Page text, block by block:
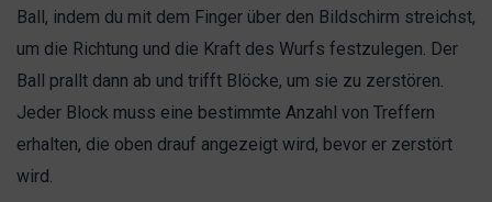
Ball, indem du mit dem Finger über den Bildschirm streichst,
um die Richtung und die Kraft des Wurfs festzulegen. Der
Ball prallt dann ab und trifft Blöcke, um sie zu zerstören.
Jeder Block muss eine bestimmte Anzahl von Treffern
erhalten, die oben drauf angezeigt wird, bevor er zerstört
wird.